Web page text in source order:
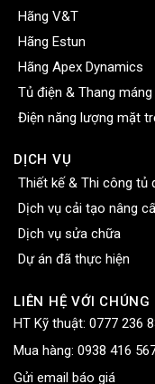
Hãng V&T
Hãng Estun
Hãng Apex Dynamics
Tủ điện & Thang máng
Điện năng lượng mặt
DỊCH VỤ
Thiết kế & Thi công tủ
Dịch vụ cải tạo nâng
Dịch vụ sửa chữa
Dự án đã thực hiện
LIÊN HỆ VỚI CHÚNG
HT Kỹ thuật: 0777 236
Mua hàng: 0938 416
Gửi email báo giá